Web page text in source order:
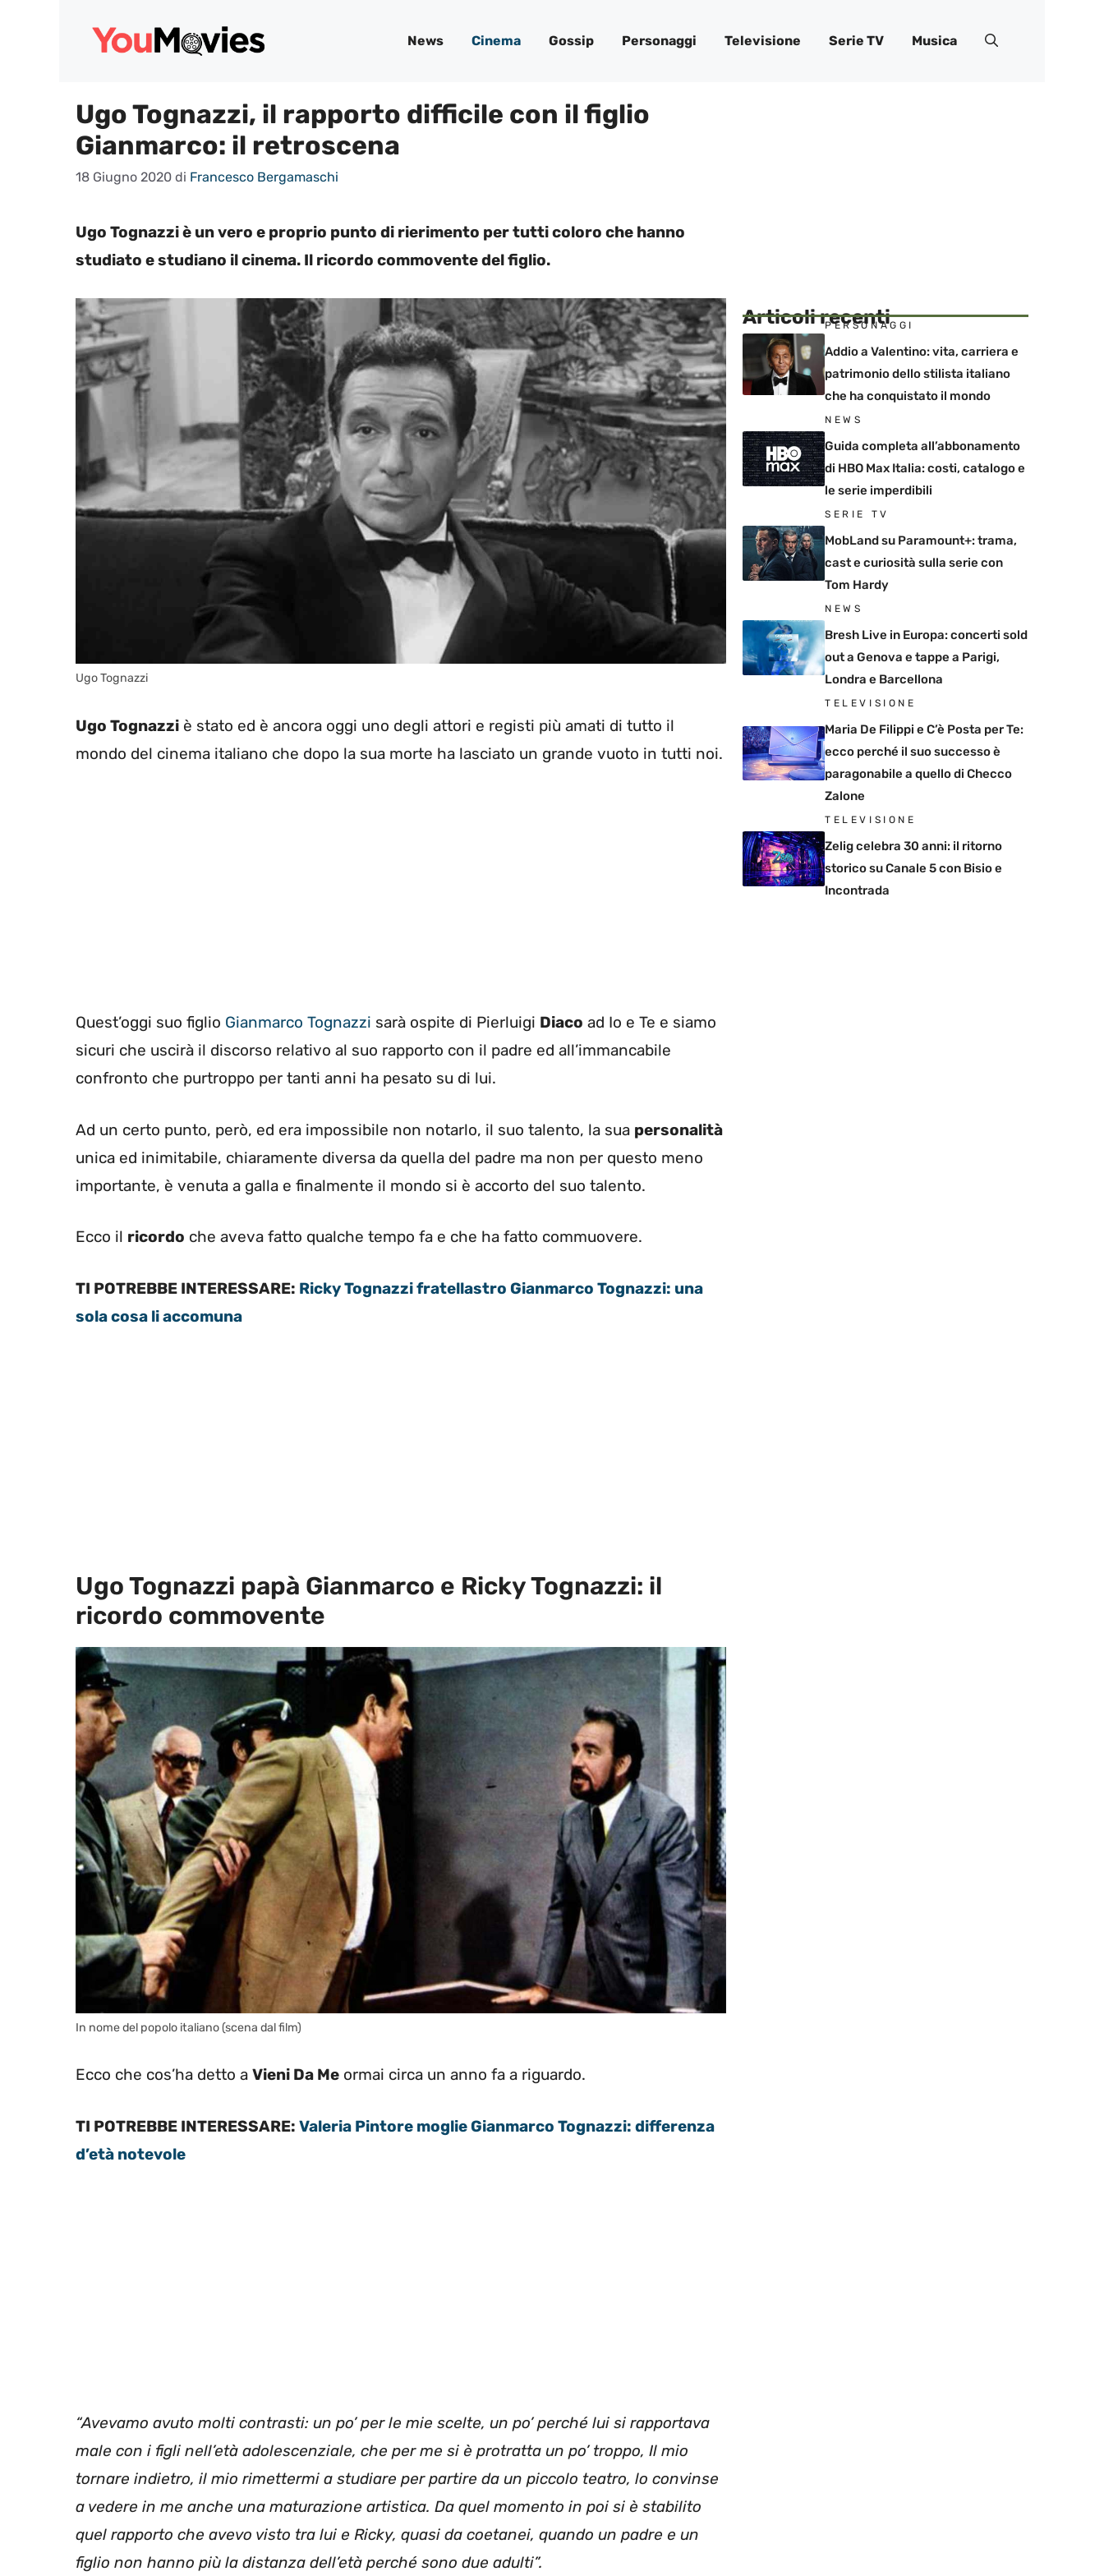
News Cinema Gossip Personaggi Televisione Serie TV Musica
Ugo Tognazzi, il rapporto difficile con il figlio
Gianmarco: il retroscena
18 Giugno 2020 di Francesco Bergamaschi
Ugo Tognazzi è un vero e proprio punto di rierimento per tutti coloro che hanno
studiato e studiano il cinema. Il ricordo commovente del figlio.
Ugo Tognazzi
Ugo Tognazzi è stato ed è ancora oggi uno degli attori e registi più amati di tutto il
mondo del cinema italiano che dopo la sua morte ha lasciato un grande vuoto in tutti noi.
Quest’oggi suo figlio Gianmarco Tognazzi sarà ospite di Pierluigi Diaco ad Io e Te e siamo
sicuri che uscirà il discorso relativo al suo rapporto con il padre ed all’immancabile
confronto che purtroppo per tanti anni ha pesato su di lui.
Ad un certo punto, però, ed era impossibile non notarlo, il suo talento, la sua personalità
unica ed inimitabile, chiaramente diversa da quella del padre ma non per questo meno
importante, è venuta a galla e finalmente il mondo si è accorto del suo talento.
Ecco il ricordo che aveva fatto qualche tempo fa e che ha fatto commuovere.
TI POTREBBE INTERESSARE: Ricky Tognazzi fratellastro Gianmarco Tognazzi: una
sola cosa li accomuna
Ugo Tognazzi papà Gianmarco e Ricky Tognazzi: il
ricordo commovente
In nome del popolo italiano (scena dal film)
Ecco che cos’ha detto a Vieni Da Me ormai circa un anno fa a riguardo.
TI POTREBBE INTERESSARE: Valeria Pintore moglie Gianmarco Tognazzi: differenza
d’età notevole
“Avevamo avuto molti contrasti: un po’ per le mie scelte, un po’ perché lui si rapportava
male con i figli nell’età adolescenziale, che per me si è protratta un po’ troppo, Il mio
tornare indietro, il mio rimettermi a studiare per partire da un piccolo teatro, lo convinse
a vedere in me anche una maturazione artistica. Da quel momento in poi si è stabilito
quel rapporto che avevo visto tra lui e Ricky, quasi da coetanei, quando un padre e un
figlio non hanno più la distanza dell’età perché sono due adulti”.
Articoli recenti
PERSONAGGI
Addio a Valentino: vita, carriera e
patrimonio dello stilista italiano
che ha conquistato il mondo
NEWS
Guida completa all’abbonamento
di HBO Max Italia: costi, catalogo e
le serie imperdibili
SERIE TV
MobLand su Paramount+: trama,
cast e curiosità sulla serie con
Tom Hardy
NEWS
Bresh Live in Europa: concerti sold
out a Genova e tappe a Parigi,
Londra e Barcellona
TELEVISIONE
Maria De Filippi e C’è Posta per Te:
ecco perché il suo successo è
paragonabile a quello di Checco
Zalone
TELEVISIONE
Zelig celebra 30 anni: il ritorno
storico su Canale 5 con Bisio e
Incontrada